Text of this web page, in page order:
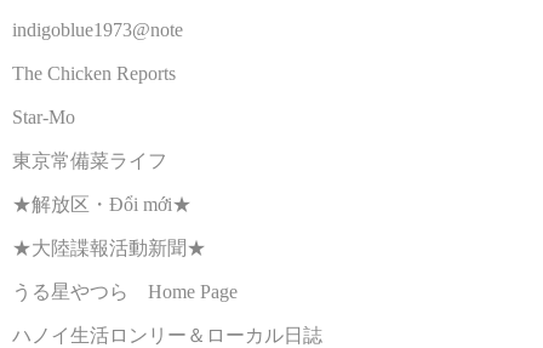
indigoblue1973@note
The Chicken Reports
Star-Mo
東京常備菜ライフ
★解放区・Đổi mới★
★大陸諜報活動新聞★
うる星やつら Home Page
ハノイ生活ロンリー＆ローカル日誌